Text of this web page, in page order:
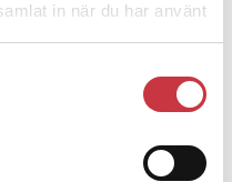
in när du har använt